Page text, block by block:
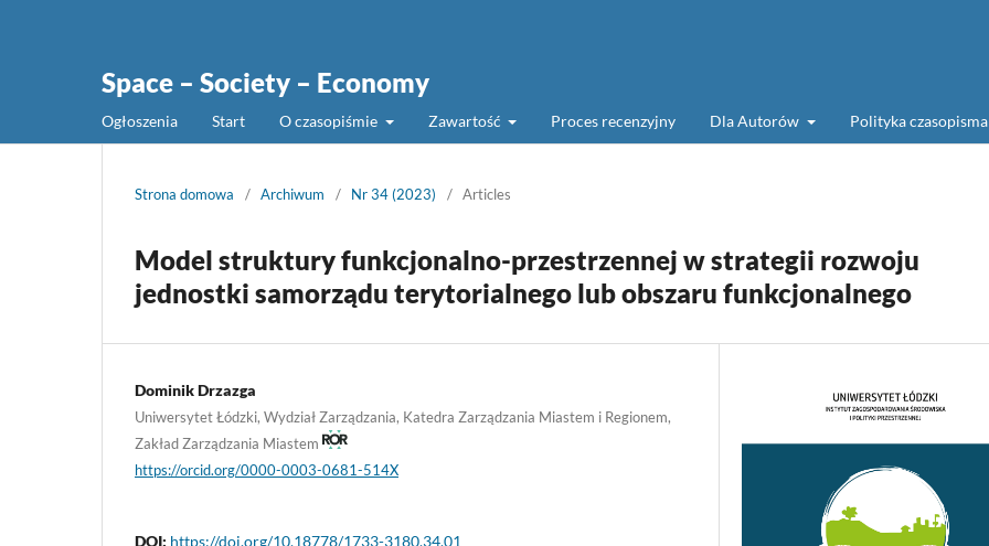
Space – Society – Economy
Ogłoszenia Start O czasopiśmie Zawartość Proces recenzyjny Dla Autorów Polityka czasopisma
Strona domowa / Archiwum / Nr 34 (2023) / Articles
Model struktury funkcjonalno-przestrzennej w strategii rozwoju
jednostki samorządu terytorialnego lub obszaru funkcjonalnego
Dominik Drzazga
Uniwersytet Łódzki, Wydział Zarządzania, Katedra Zarządzania Miastem i Regionem,
Zakład Zarządzania Miastem
https://orcid.org/0000-0003-0681-514X
DOI: https://doi.org/10.18778/1733-3180.34.01